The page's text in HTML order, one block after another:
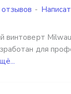
винтоверт
для
-